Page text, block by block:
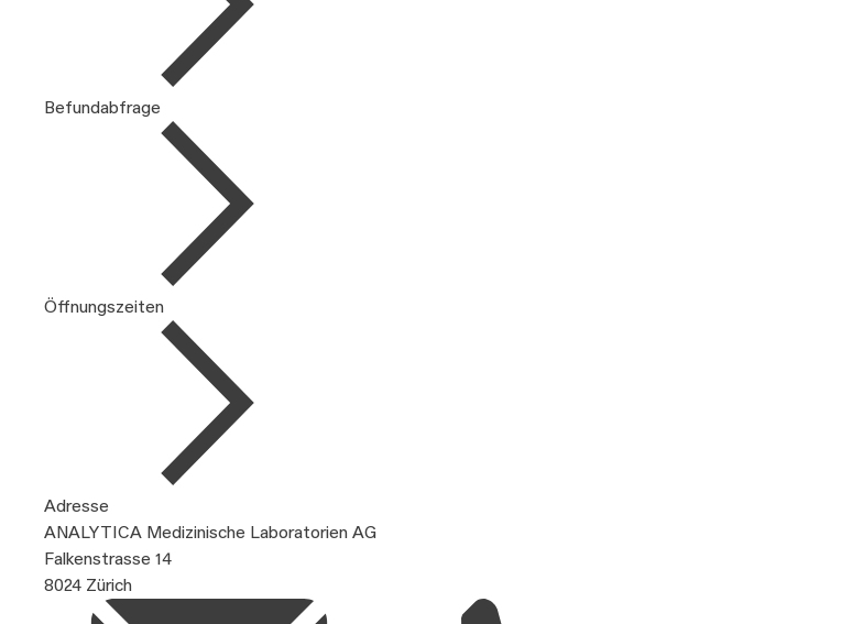
Befundabfrage
Öffnungszeiten
Adresse
ANALYTICA Medizinische Laboratorien AG
Falkenstrasse 14
8024 Zürich